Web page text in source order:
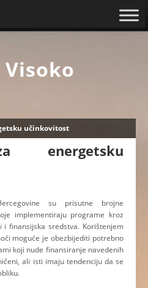
Visoko
učinkovitost
energetsku
su prisutne brojne
implementiraju programe kroz
finansijska sredstva. Korištenjem
moguće je obezbijediti potrebno
koji nude finansiranje navedenih
ali isti imaju tendenciju da se